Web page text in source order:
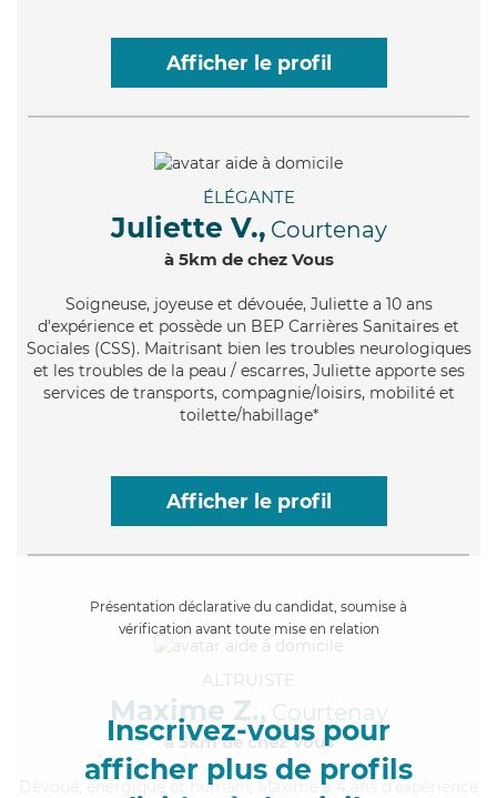
Afficher le profil
ÉLÉGANTE
Juliette V., Courtenay
à 5km de chez Vous
Soigneuse, joyeuse et dévouée, Juliette a 10 ans
d'expérience et possède un BEP Carrières Sanitaires et
Sociales (CSS). Maitrisant bien les troubles neurologiques
et les troubles de la peau / escarres, Juliette apporte ses
services de transports, compagnie/loisirs, mobilité et
toilette/habillage*
Afficher le profil
Présentation déclarative du candidat, soumise à
vérification avant toute mise en relation
Inscrivez-vous pour
afficher plus de profils
ALTRUISTE
Maxime Z., Courtenay
à 5km de chez Vous
, énergique et humain, Maxime a 4 ans d'expérience